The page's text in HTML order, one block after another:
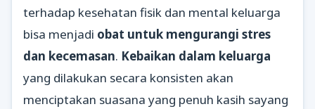
terhadap kesehatan fisik dan mental keluarga
bisa menjadi obat untuk mengurangi stres
dan kecemasan. Kebaikan dalam keluarga
yang dilakukan secara konsisten akan
menciptakan suasana yang penuh kasih sayang